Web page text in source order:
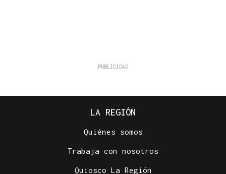
LA REGIÓN
Quiénes somos
Trabaja con nosotros
Quiosco La Región